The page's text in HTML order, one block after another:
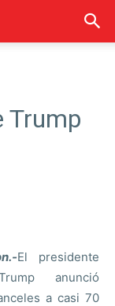
Trump
El presidente
anunció
a casi 70